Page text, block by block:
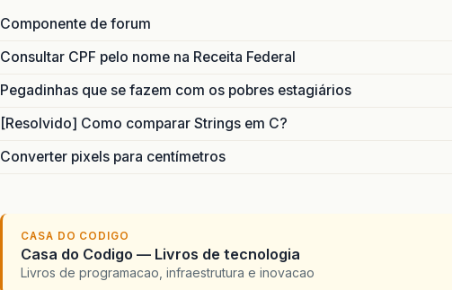
Componente de forum
Consultar CPF pelo nome na Receita Federal
Pegadinhas que se fazem com os pobres estagiários
[Resolvido] Como comparar Strings em C?
Converter pixels para centímetros
CASA DO CODIGO
Casa do Codigo — Livros de tecnologia
Livros de programacao, infraestrutura e inovacao